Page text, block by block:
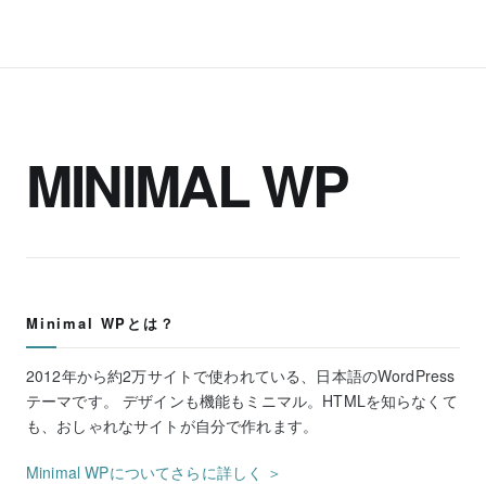
MINIMAL WP
Minimal WPとは？
2012年から約2万サイトで使われている、日本語のWordPress
テーマです。 デザインも機能もミニマル。HTMLを知らなくて
も、おしゃれなサイトが自分で作れます。
Minimal WPについてさらに詳しく ＞